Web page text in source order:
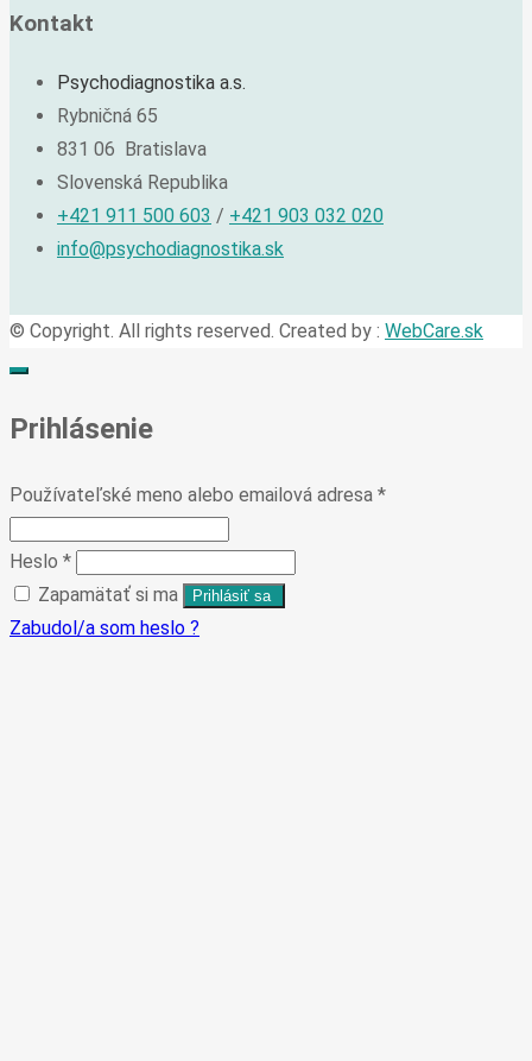
Kontakt
Psychodiagnostika a.s.
Rybničná 65
831 06 Bratislava
Slovenská Republika
+421 911 500 603 / +421 903 032 020
info@psychodiagnostika.sk
© Copyright. All rights reserved. Created by : WebCare.sk
Prihlásenie
Používateľské meno alebo emailová adresa *
Heslo *
Zapamätať si ma
Zabudol/a som heslo ?